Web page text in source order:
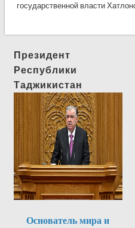
государственной власти
Президент
Республики
Таджикистан
Основатель мира и